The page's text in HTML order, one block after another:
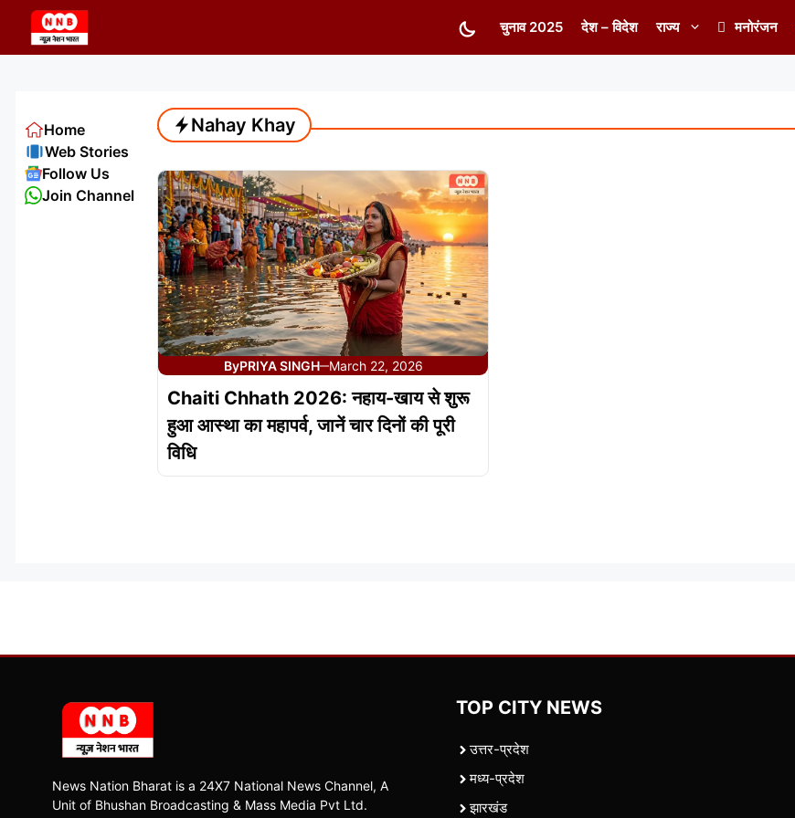
content
चुनाव 2025 देश – विदेश राज्य मनोरंजन
Nahay Khay
ByPRIYA SINGH—March 22, 2026
Chaiti Chhath 2026: नहाय-खाय से शुरू
हुआ आस्था का महापर्व, जानें चार दिनों की पूरी
विधि
Home
Web Stories
Follow Us
Join Channel
News Nation Bharat is a 24X7 National News Channel, A
Unit of Bhushan Broadcasting & Mass Media Pvt Ltd.
TOP CITY NEWS
उत्तर-प्रदेश
मध्य-प्रदेश
झारखंड